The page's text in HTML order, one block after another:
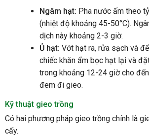
Ngâm hạt: Pha nước ấm theo
(nhiệt độ khoảng 45-50°C).
dịch này khoảng 2-3 giờ.
Ủ hạt: Vớt hạt ra, rửa sạch và
chiếc khăn ẩm bọc hạt lại và
trong khoảng 12-24 giờ cho
đem đi gieo.
Kỹ thuật gieo trồng
Có hai phương pháp gieo trồng chính là
cấy.